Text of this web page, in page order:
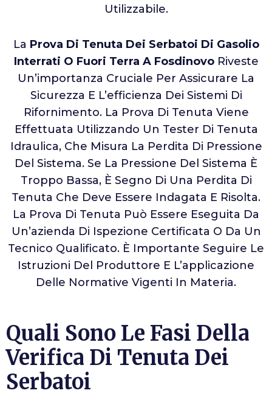
Utilizzabile.
La Prova Di Tenuta Dei Serbatoi Di Gasolio
Interrati O Fuori Terra A FosdinovoRiveste
Un’importanza Cruciale Per Assicurare La
Sicurezza E L’efficienza Dei Sistemi Di
Rifornimento. La Prova Di Tenuta Viene
Effettuata Utilizzando Un Tester Di Tenuta
Idraulica, Che Misura La Perdita Di Pressione
Del Sistema. Se La Pressione Del Sistema È
Troppo Bassa, È Segno Di Una Perdita Di
Tenuta Che Deve Essere Indagata E Risolta.
La Prova Di Tenuta Può Essere Eseguita Da
Un’azienda Di Ispezione Certificata O Da Un
Tecnico Qualificato. È Importante Seguire Le
Istruzioni Del Produttore E L’applicazione
Delle Normative Vigenti In Materia.
Quali Sono Le Fasi Della
Verifica Di Tenuta Dei
Serbatoi